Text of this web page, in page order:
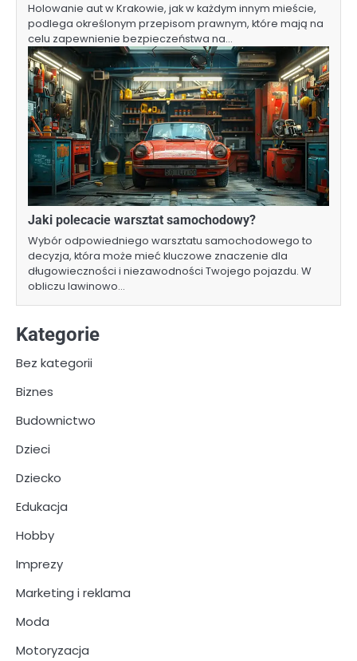
Holowanie aut w Krakowie, jak w każdym innym mieście,
podlega określonym przepisom prawnym, które mają na
celu zapewnienie bezpieczeństwa na…
Jaki polecacie warsztat samochodowy?
Wybór odpowiedniego warsztatu samochodowego to
decyzja, która może mieć kluczowe znaczenie dla
długowieczności i niezawodności Twojego pojazdu. W
obliczu lawinowo…
Kategorie
Bez kategorii
Biznes
Budownictwo
Dzieci
Dziecko
Edukacja
Hobby
Imprezy
Marketing i reklama
Moda
Motoryzacja